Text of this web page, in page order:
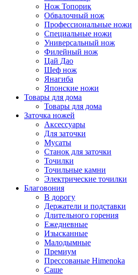
Нож Топорик
Обвалочный нож
Профессиональные ножи
Специальные ножи
Универсальный нож
Филейный нож
Цай Дао
Шеф нож
Янагиба
Японские ножи
Товары для дома
Товары для дома
Заточка ножей
Аксессуары
Для заточки
Мусаты
Станок для заточки
Точилки
Точильные камни
Электрические точилки
Благовония
В дорогу
Держатели и подставки
Длительного горения
Ежедневные
Изысканные
Малодымные
Премиум
Прессованые Himenoka
Саше